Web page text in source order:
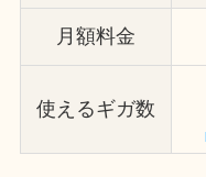
月額料金
使えるギガ数